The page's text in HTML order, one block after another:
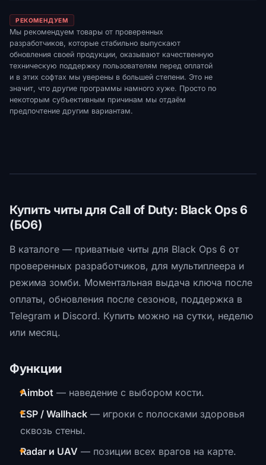
РЕКОМЕНДУЕМ
Мы рекомендуем товары от проверенных
разработчиков, которые стабильно выпускают
обновления своей продукции, оказывают качественную
техническую поддержку пользователям перед оплатой
и в этих софтах мы уверены в большей степени. Это не
значит, что другие программы намного хуже. Просто по
некоторым субъективным причинам мы отдаём
предпочтение другим вариантам.
Купить читы для Call of Duty: Black Ops 6
(БО6)
В каталоге — приватные читы для Black Ops 6 от
проверенных разработчиков, для мультиплеера и
режима зомби. Моментальная выдача ключа после
оплаты, обновления после сезонов, поддержка в
Telegram и Discord. Купить можно на сутки, неделю
или месяц.
Функции
Aimbot — наведение с выбором кости.
ESP / Wallhack — игроки с полосками здоровья
сквозь стены.
Radar и UAV — позиции всех врагов на карте.